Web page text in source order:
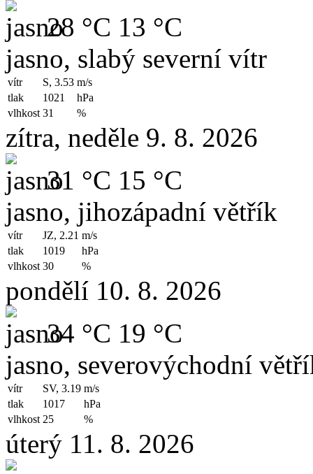
28 °C 13 °C
jasno, slabý severní vítr
vítr S, 3.53 m/s
tlak
1021
hPa
vlhkost 31 %
zítra, neděle 9. 8. 2026
31 °C 15 °C
jasno, jihozápadní větřík
vítr JZ, 2.21 m/s
tlak
1019
hPa
vlhkost 30 %
pondělí 10. 8. 2026
34 °C 19 °C
jasno, severovýchodní
vítr SV, 3.19 m/s
tlak
1017
hPa
vlhkost 25 %
úterý 11. 8. 2026